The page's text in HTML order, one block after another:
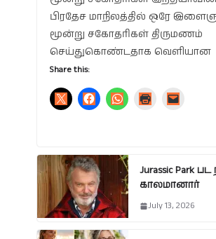
பிரதேச மாநிலத்தில் ஒரே
மூன்று சகோதரிகள் திருமணம்
செய்துகொண்டதாக வெளியான
Share this:
Jurassic Park பட
காலமானார்
July 13, 2026